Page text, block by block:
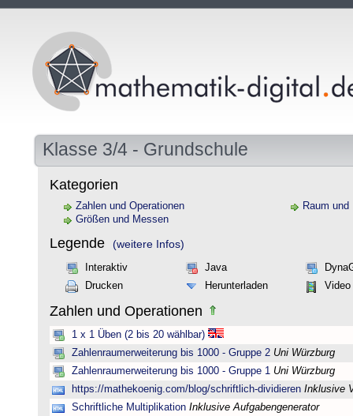
Klasse 3/4 - Grundschule
Kategorien
Zahlen und Operationen
Raum und
Größen und Messen
Legende (weitere Infos)
Interaktiv Java
Drucken
Herunterladen Video
Zahlen und Operationen
1 x 1 Üben (2 bis 20 wählbar)
Zahlenraumerweiterung bis 1000 - Gruppe 2 Uni Würzburg
Zahlenraumerweiterung bis 1000 - Gruppe 1 Uni Würzburg
https://mathekoenig.com/blog/schriftlich-dividieren Inklusive
Schriftliche Multiplikation Inklusive Aufgabengenerator